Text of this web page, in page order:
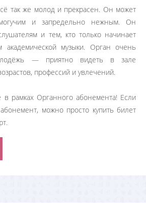
так же молод и прекрасен. Он может
и запредельно нежным. Он
и тем, кто только начинает
академической музыки. Орган очень
— приятно видеть в зале
профессий и увлечений.
рамках Органного абонемента! Если
можно просто купить билет